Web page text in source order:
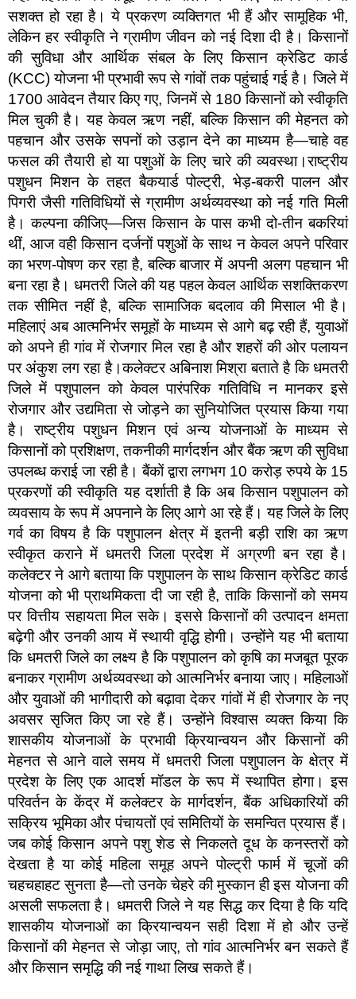
सशक्त हो रहा है। ये प्रकरण व्यक्तिगत भी हैं और सामूहिक भी,
लेकिन हर स्वीकृति ने ग्रामीण जीवन को नई दिशा दी है। किसानों
की सुविधा और आर्थिक संबल के लिए किसान क्रेडिट कार्ड
(KCC) योजना भी प्रभावी रूप से गांवों तक पहुंचाई गई है। जिले में
1700 आवेदन तैयार किए गए, जिनमें से 180 किसानों को स्वीकृति
मिल चुकी है। यह केवल ऋण नहीं, बल्कि किसान की मेहनत को
पहचान और उसके सपनों को उड़ान देने का माध्यम है—चाहे वह
फसल की तैयारी हो या पशुओं के लिए चारे की व्यवस्था।राष्ट्रीय
पशुधन मिशन के तहत बैकयार्ड पोल्ट्री, भेड़-बकरी पालन और
पिगरी जैसी गतिविधियों से ग्रामीण अर्थव्यवस्था को नई गति मिली
है। कल्पना कीजिए—जिस किसान के पास कभी दो-तीन बकरियां
थीं, आज वही किसान दर्जनों पशुओं के साथ न केवल अपने परिवार
का भरण-पोषण कर रहा है, बल्कि बाजार में अपनी अलग पहचान भी
बना रहा है। धमतरी जिले की यह पहल केवल आर्थिक सशक्तिकरण
तक सीमित नहीं है, बल्कि सामाजिक बदलाव की मिसाल भी है।
महिलाएं अब आत्मनिर्भर समूहों के माध्यम से आगे बढ़ रही हैं, युवाओं
को अपने ही गांव में रोजगार मिल रहा है और शहरों की ओर पलायन
पर अंकुश लग रहा है।कलेक्टर अबिनाश मिश्रा बताते है कि धमतरी
जिले में पशुपालन को केवल पारंपरिक गतिविधि न मानकर इसे
रोजगार और उद्यमिता से जोड़ने का सुनियोजित प्रयास किया गया
है। राष्ट्रीय पशुधन मिशन एवं अन्य योजनाओं के माध्यम से
किसानों को प्रशिक्षण, तकनीकी मार्गदर्शन और बैंक ऋण की सुविधा
उपलब्ध कराई जा रही है। बैंकों द्वारा लगभग 10 करोड़ रुपये के 15
प्रकरणों की स्वीकृति यह दर्शाती है कि अब किसान पशुपालन को
व्यवसाय के रूप में अपनाने के लिए आगे आ रहे हैं। यह जिले के लिए
गर्व का विषय है कि पशुपालन क्षेत्र में इतनी बड़ी राशि का ऋण
स्वीकृत कराने में धमतरी जिला प्रदेश में अग्रणी बन रहा है।
कलेक्टर ने आगे बताया कि पशुपालन के साथ किसान क्रेडिट कार्ड
योजना को भी प्राथमिकता दी जा रही है, ताकि किसानों को समय
पर वित्तीय सहायता मिल सके। इससे किसानों की उत्पादन क्षमता
बढ़ेगी और उनकी आय में स्थायी वृद्धि होगी। उन्होंने यह भी बताया
कि धमतरी जिले का लक्ष्य है कि पशुपालन को कृषि का मजबूत पूरक
बनाकर ग्रामीण अर्थव्यवस्था को आत्मनिर्भर बनाया जाए। महिलाओं
और युवाओं की भागीदारी को बढ़ावा देकर गांवों में ही रोजगार के नए
अवसर सृजित किए जा रहे हैं। उन्होंने विश्वास व्यक्त किया कि
शासकीय योजनाओं के प्रभावी क्रियान्वयन और किसानों की
मेहनत से आने वाले समय में धमतरी जिला पशुपालन के क्षेत्र में
प्रदेश के लिए एक आदर्श मॉडल के रूप में स्थापित होगा। इस
परिवर्तन के केंद्र में कलेक्टर के मार्गदर्शन, बैंक अधिकारियों की
सक्रिय भूमिका और पंचायतों एवं समितियों के समन्वित प्रयास हैं।
जब कोई किसान अपने पशु शेड से निकलते दूध के कनस्तरों को
देखता है या कोई महिला समूह अपने पोल्ट्री फार्म में चूजों की
चहचहाहट सुनता है—तो उनके चेहरे की मुस्कान ही इस योजना की
असली सफलता है। धमतरी जिले ने यह सिद्ध कर दिया है कि यदि
शासकीय योजनाओं का क्रियान्वयन सही दिशा में हो और उन्हें
किसानों की मेहनत से जोड़ा जाए, तो गांव आत्मनिर्भर बन सकते हैं
और किसान समृद्धि की नई गाथा लिख सकते हैं।